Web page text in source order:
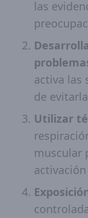
las
activa las
de
Utilizar
muscular